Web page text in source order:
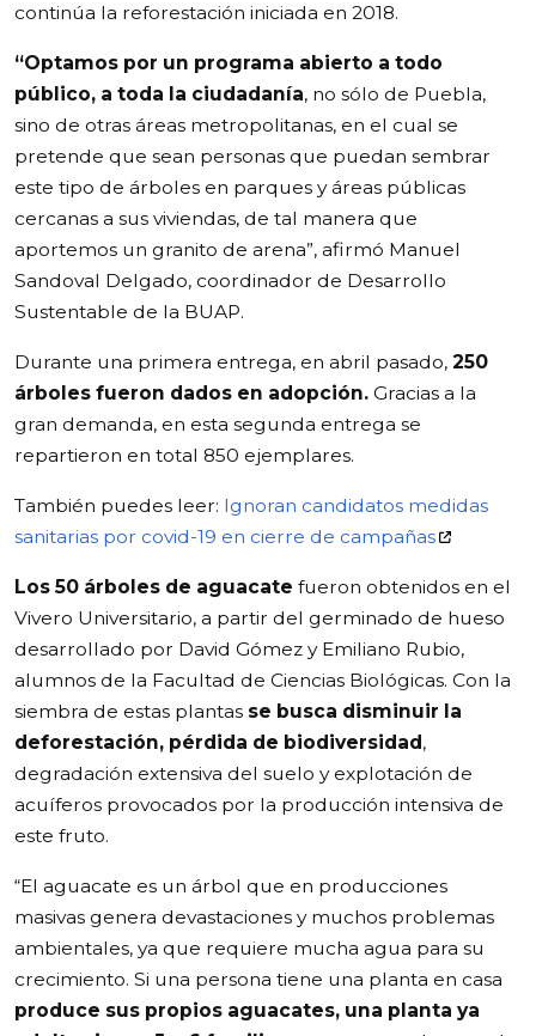
continúa la reforestación iniciada en 2018.
“Optamos por un programa abierto a todo
público, a toda la ciudadanía, no sólo de Puebla,
sino de otras áreas metropolitanas, en el cual se
pretende que sean personas que puedan sembrar
este tipo de árboles en parques y áreas públicas
cercanas a sus viviendas, de tal manera que
aportemos un granito de arena”, afirmó Manuel
Sandoval Delgado, coordinador de Desarrollo
Sustentable de la BUAP.
Durante una primera entrega, en abril pasado, 250
árboles fueron dados en adopción. Gracias a la
gran demanda, en esta segunda entrega se
repartieron en total 850 ejemplares.
También puedes leer: Ignoran candidatos medidas
sanitarias por covid-19 en cierre de campañas
Los 50 árboles de aguacate fueron obtenidos en el
Vivero Universitario, a partir del germinado de hueso
desarrollado por David Gómez y Emiliano Rubio,
alumnos de la Facultad de Ciencias Biológicas. Con la
siembra de estas plantas se busca disminuir la
deforestación, pérdida de biodiversidad ,
degradación extensiva del suelo y explotación de
acuíferos provocados por la producción intensiva de
este fruto.
“El aguacate es un árbol que en producciones
masivas genera devastaciones y muchos problemas
ambientales, ya que requiere mucha agua para su
crecimiento. Si una persona tiene una planta en casa
produce sus propios aguacates, una planta ya